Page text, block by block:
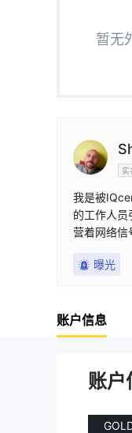
5
8
9
暂无
e实
我是被
的工作人员
营着网络信
我的收益
他们提供详
然而至今一
曝光
账户信息
账户